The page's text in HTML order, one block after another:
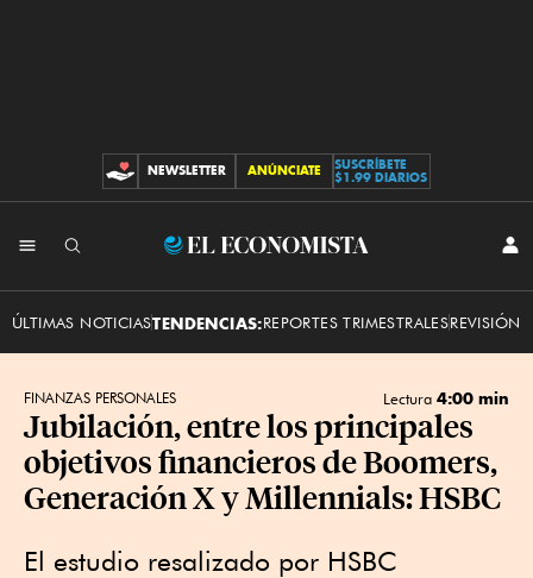
CONTRIBUCIONES
NEWSLETTER ANÚNCIATE
SUSCRÍBETE
$1.99 DIARIOS
El
ÚLTIMAS NOTICIASTENDENCIAS:REPORTES TRIMESTRALESREVISIÓN
FINANZAS PERSONALES Lectura 4:00 min
Jubilación, entre los principales
objetivos financieros de Boomers,
Generación X y Millennials: HSBC
El estudio resalizado por HSBC